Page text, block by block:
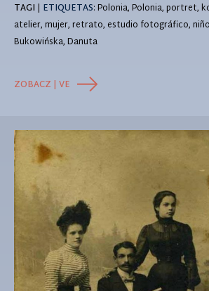
TAGI | ETIQUETAS: Polonia, Polonia, portret,
atelier, mujer, retrato, estudio fotográfico,
Bukowińska, Danuta
ZOBACZ | VE